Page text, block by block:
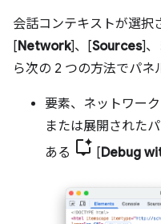
会話コンテキストが選択
[Network]、[Sources]
ら次の 2 つの方法でパネ
要素、ネットワー
または展開された
ある
[Debug